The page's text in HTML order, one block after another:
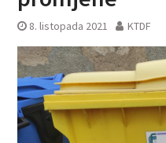
8. listopada 2021 KTDF